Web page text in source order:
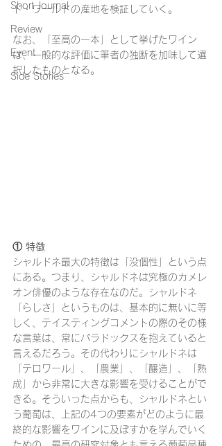
Short Journal
Review
Event
Side Stories
ド・ワールドの産地を検証していく。
なお、「至高の一本」として挙げたワイン
は、一般的な評価に筆者の独断を加味して選
択したものとなる。
① 特徴
シャルドネ最大の特徴は「没個性」という点
にある。つまり、シャルドネは究極のカメレ
オン俳優のような存在なのだ。シャルドネ
「らしさ」というものは、基本的に無いに等
しく、テイスティングコメントの際のその様
な言葉は、常にパラドックスを抱えていると
言えるだろう。その代わりにシャルドネは
「テロワール」、「農業」、「醸造」、「熟
成」から非常に大きな影響を受けることがで
きる。そういった点からも、シャルドネとい
う葡萄は、上記の4つの要素がどのように最
終的な影響をワインに及ぼすかを学んでいく